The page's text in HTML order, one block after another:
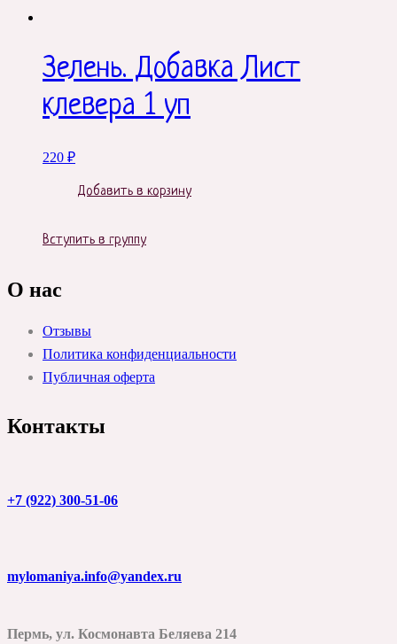
Зелень. Добавка Лист
клевера 1 уп
220 ₽
Добавить в корзину
Вступить в группу
О нас
Отзывы
Политика конфиденциальности
Публичная оферта
Контакты
+7 (922) 300-51-06
mylomaniya.info@yandex.ru
Пермь, ул. Космонавта Беляева 214